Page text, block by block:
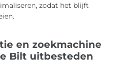
zodat het blijft
en zoekmachine
Bilt uitbesteden